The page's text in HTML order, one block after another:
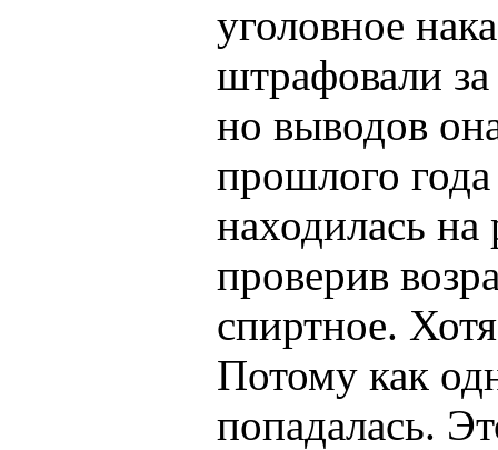
уголовное
штрафовали
но выводов
прошлого
находилась
проверив
спиртное.
Потому как
попадалась.